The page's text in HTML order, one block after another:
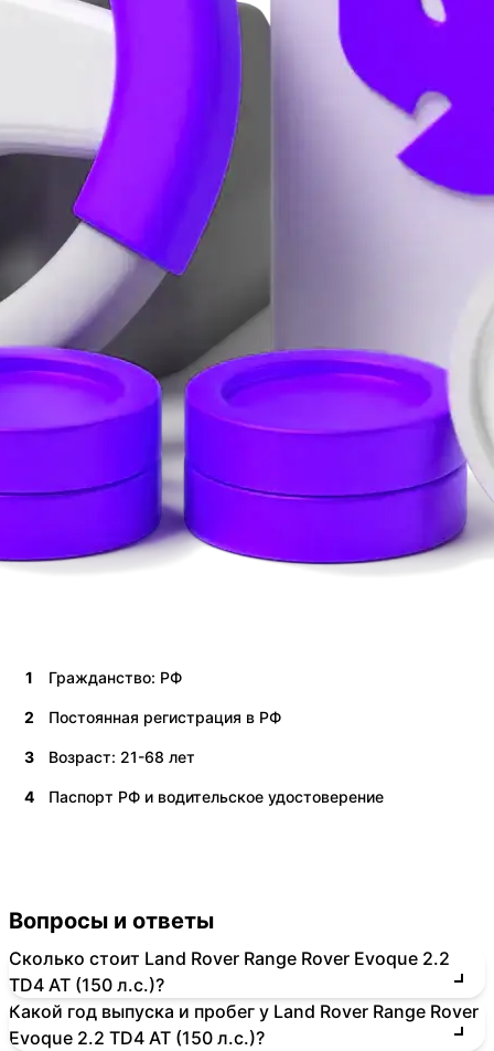
1 Гражданство: РФ
2 Постоянная регистрация в РФ
3 Возраст: 21-68 лет
4 Паспорт РФ и водительское удостоверение
Вопросы и ответы
Сколько стоит Land Rover Range Rover Evoque 2.2
TD4 AT (150 л.с.)?
Какой год выпуска и пробег у Land Rover Range Rover
Evoque 2.2 TD4 AT (150 л.с.)?